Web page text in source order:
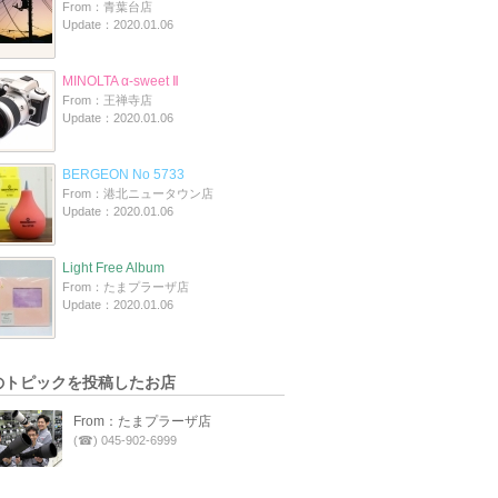
From：青葉台店
Update：2020.01.06
MINOLTA α-sweet Ⅱ
From：王禅寺店
Update：2020.01.06
BERGEON No 5733
From：港北ニュータウン店
Update：2020.01.06
Light Free Album
From：たまプラーザ店
Update：2020.01.06
トピックを投稿したお店
From：たまプラーザ店
(☎) 045-902-6999